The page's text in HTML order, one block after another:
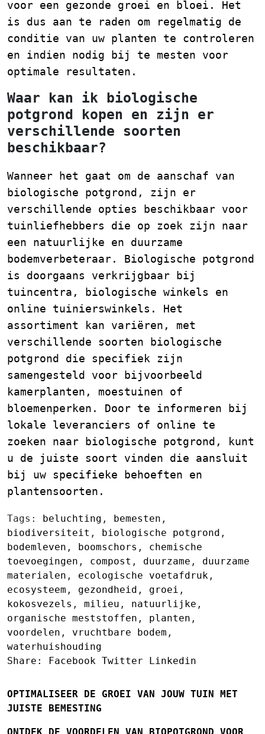
voor een gezonde groei en bloei. Het
is dus aan te raden om regelmatig de
conditie van uw planten te controleren
en indien nodig bij te mesten voor
optimale resultaten.
Waar kan ik biologische
potgrond kopen en zijn er
verschillende soorten
beschikbaar?
Wanneer het gaat om de aanschaf van
biologische potgrond, zijn er
verschillende opties beschikbaar voor
tuinliefhebbers die op zoek zijn naar
een natuurlijke en duurzame
bodemverbeteraar. Biologische potgrond
is doorgaans verkrijgbaar bij
tuincentra, biologische winkels en
online tuinierswinkels. Het
assortiment kan variëren, met
verschillende soorten biologische
potgrond die specifiek zijn
samengesteld voor bijvoorbeeld
kamerplanten, moestuinen of
bloemenperken. Door te informeren bij
lokale leveranciers of online te
zoeken naar biologische potgrond, kunt
u de juiste soort vinden die aansluit
bij uw specifieke behoeften en
plantensoorten.
Tags: beluchting , bemesten ,
biodiversiteit , biologische potgrond ,
bodemleven , boomschors , chemische
toevoegingen , compost , duurzame , duurzame
materialen , ecologische voetafdruk ,
ecosysteem , gezondheid , groei ,
kokosvezels , milieu , natuurlijke ,
organische meststoffen , planten ,
voordelen , vruchtbare bodem ,
waterhuishouding
Share:
Facebook Twitter Linkedin
OPTIMALISEER DE GROEI VAN JOUW TUIN MET
JUISTE BEMESTING